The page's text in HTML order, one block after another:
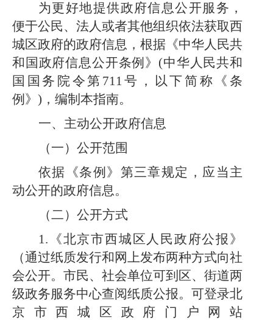
为更好地提供政府信息公开服务，
便于公民、法人或者其他组织依法获取西
城区政府的政府信息，根据《中华人民共
和国政府信息公开条例》 (中华人民共和
国国务院令第711号，以下简称《条
例》)，编制本指南。
一、主动公开政府信息
（一）公开范围
依据《条例》第三章规定，应当主
动公开的政府信息。
（二）公开方式
1.《北京市西城区人民政府公报》
（通过纸质发行和网上发布两种方式向社
会公开。市民、社会单位可到区、街道两
级政务服务中心查阅纸质公报。可登录北
京市西城区政府门户网站